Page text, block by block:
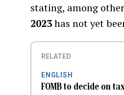
stating, among
2023has not yet
RELATED
ENGLISH
FOMB to decide on